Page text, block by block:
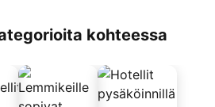
kohteessa